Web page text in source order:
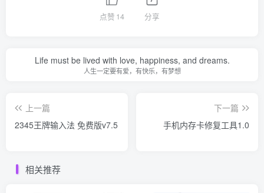
点赞 14 分享
Life must be lived with love, happiness, and dreams.
人生一定要有爱，有快乐，有梦想
上一篇
2345王牌输入法 免费版v7.5
下一篇
手机内存卡修复工具1.0
相关推荐